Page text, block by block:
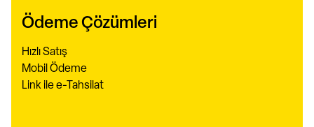
Ödeme Çözümleri
Hızlı Satış
Mobil Ödeme
Link ile e-Tahsilat